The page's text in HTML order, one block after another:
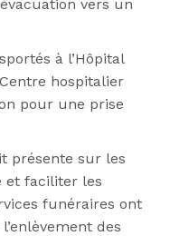
vers un
à l’Hôpital
hospitalier
pour une prise
présente sur les
et faciliter les
funéraires ont
des